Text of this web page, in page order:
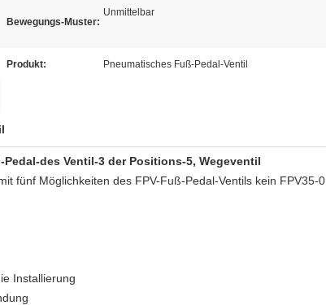
Bewegungs-Muster:
Unmittelbar
Produkt: Pneumatisches Fuß-Pedal-Ventil
des Ventil-3 der Positions-5, Wegeventil
fünf Möglichkeiten des FPV-Fuß-Pedal-Ventils kein FPV35-0
Installierung